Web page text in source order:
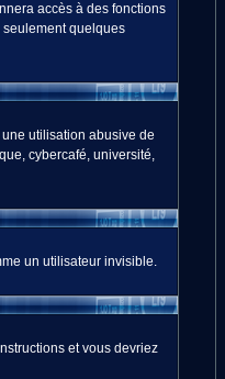
accès à des fonctions
quelques
utilisation abusive de
cybercafé, université,
un utilisateur invisible.
et vous devriez